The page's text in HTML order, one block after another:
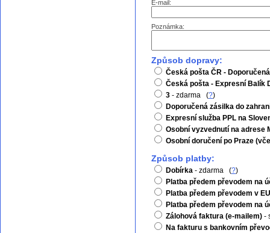
E-mail:
Poznámka:
Způsob dopravy:
Česká pošta ČR -
Česká pošta - Expresní Balík
3 - zdarma (?)
Doporučená zásilka do
Expresní služba PPL na
Osobní vyzvednutí na adrese
Osobní doručení po Praze
Způsob platby:
Dobírka - zdarma (?)
Platba předem převodem na
Platba předem převodem v
Platba předem převodem na
Zálohová faktura (e-mailem) -
Na fakturu s bankovním